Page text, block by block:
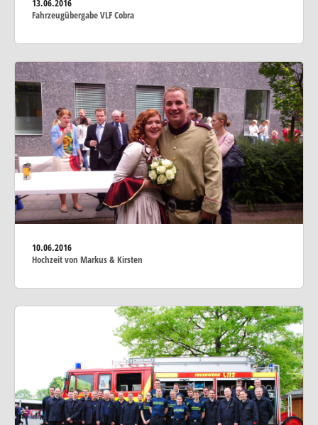
13.06.2016
Fahrzeugübergabe VLF Cobra
10.06.2016
Hochzeit von Markus & Kirsten